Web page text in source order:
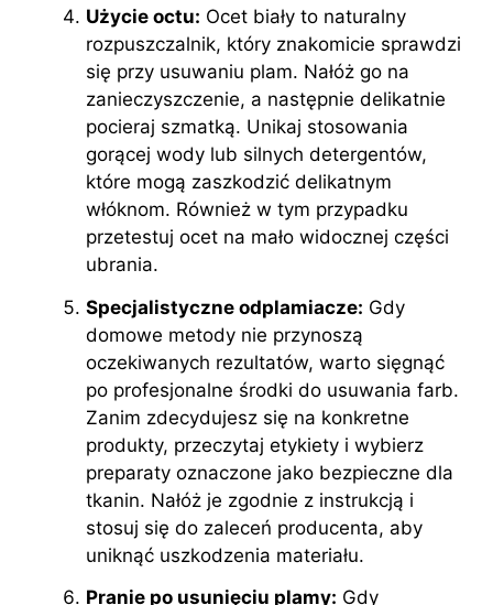
Użycie octu: Ocet biały to naturalny
rozpuszczalnik, który znakomicie sprawdzi
się przy usuwaniu plam. Nałóż go na
zanieczyszczenie, a następnie delikatnie
pocieraj szmatką. Unikaj stosowania
gorącej wody lub silnych detergentów,
które mogą zaszkodzić delikatnym
włóknom. Również w tym przypadku
przetestuj ocet na mało widocznej części
ubrania.
Specjalistyczne odplamiacze: Gdy
domowe metody nie przynoszą
oczekiwanych rezultatów, warto sięgnąć
po profesjonalne środki do usuwania farb.
Zanim zdecydujesz się na konkretne
produkty, przeczytaj etykiety i wybierz
preparaty oznaczone jako bezpieczne dla
tkanin. Nałóż je zgodnie z instrukcją i
stosuj się do zaleceń producenta, aby
uniknąć uszkodzenia materiału.
Pranie po usunięciu plamy: Gdy